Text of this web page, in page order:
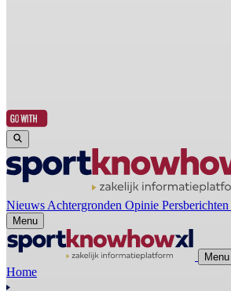
Nieuws Achtergronden Opinie Persberichten
Menu
Menu
Home